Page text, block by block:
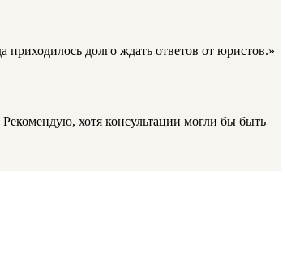
долго ждать ответов от юристов.»
хотя консультации могли бы быть